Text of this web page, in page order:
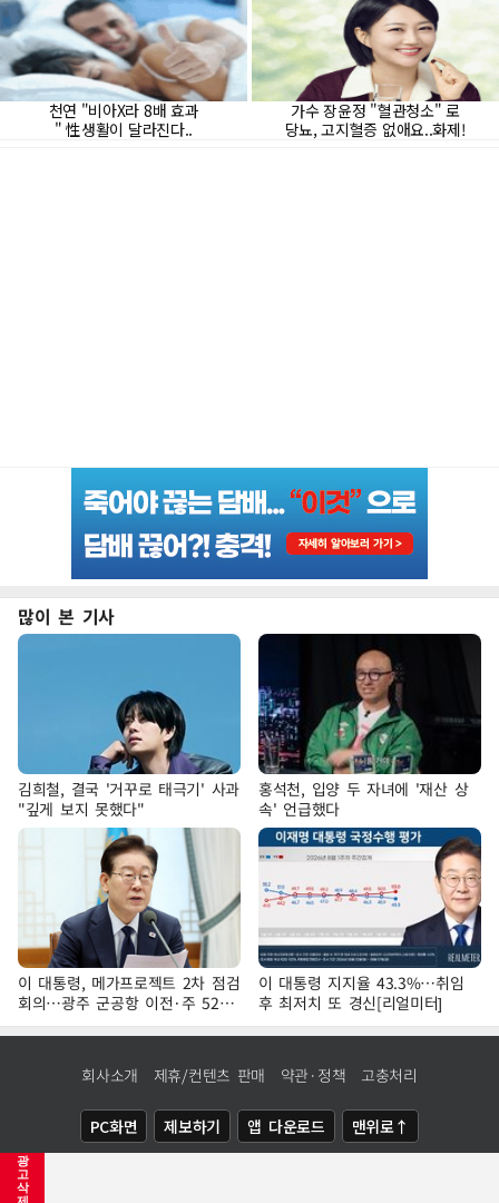
광
고
삭
많이 본 기사
김희철, 결국 '거꾸로 태극기' 사과
"깊게 보지 못했다"
홍석천, 입양 두 자녀에 '재산 상
속' 언급했다
이 대통령, 메가프로젝트 2차 점검
회의…광주 군공항 이전·주 52시
간 예외 등 논의
이 대통령 지지율 43.3%…취임
후 최저치 또 경신[리얼미터]
회사소개 제휴/컨텐츠 판매 약관·정책 고충처리
PC화면 제보하기 앱 다운로드 맨위로↑